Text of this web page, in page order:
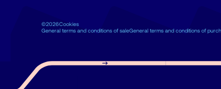
©2026Cookies
General terms and conditions of saleGeneral terms and conditions of